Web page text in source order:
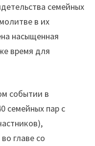
семейных
в их
насыщенная
время для
событии в
семейных пар с
главе со